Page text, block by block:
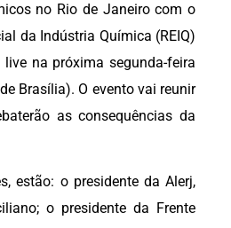
no Rio de Janeiro com o
da Indústria Química (REIQ)
na próxima segunda-feira
Brasília). O evento vai reunir
as consequências da
estão: o presidente da Alerj,
o presidente da Frente